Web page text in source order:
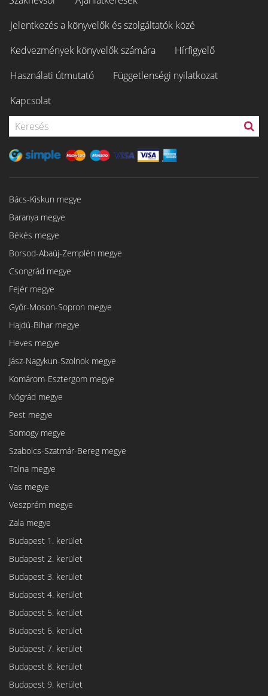
Jelentkezés a könyvelők és szolgáltatók közé
Kedvezmények könyvelők számára
Hírfigyelő
Használati útmutató
Függetlenségi nyilatkozat
Kapcsolat
Bács-Kiskun megye
Baranya megye
Békés megye
Borsod-Abaúj-Zemplén megye
Csongrád megye
Fejér megye
Győr-Moson-Sopron megye
Hajdú-Bihar megye
Heves megye
Jász-Nagykun-Szolnok megye
Komárom-Esztergom megye
Nógrád megye
Pest megye
Somogy megye
Szabolcs-Szatmár-Bereg megye
Tolna megye
Vas megye
Veszprém megye
Zala megye
Budapest 1. kerület
Budapest 2. kerület
Budapest 3. kerület
Budapest 4. kerület
Budapest 5. kerület
Budapest 6. kerület
Budapest 7. kerület
Budapest 8. kerület
Budapest 9. kerület